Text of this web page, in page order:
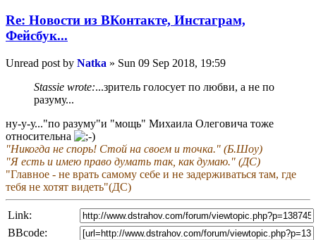
Re: Новости из ВКонтакте, Инстаграм,
Фейсбук...
Unread post by Natka » Sun 09 Sep 2018, 19:59
Stassie wrote:...зритель голосует по любви, а не по
разуму...
ну-у-у..."по разуму"и "мощь" Михаила Олеговича тоже
относительна
"Никогда не спорь! Стой на своем и точка." (Б.Шоу)
"Я есть и имею право думать так, как думаю." (ДС)
"Главное - не врать самому себе и не задерживаться там, где
тебя не хотят видеть"(ДС)
Link:
BBcode: